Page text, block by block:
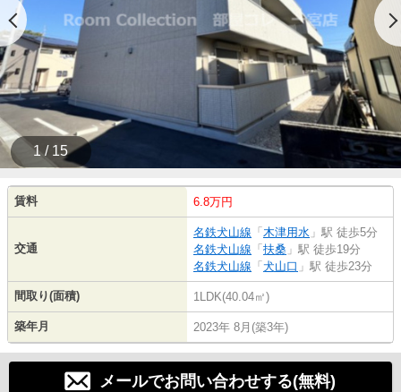
1 / 15
賃料 6.8万円
交通
名鉄犬山線 「 木津用水 」駅 徒歩5分
名鉄犬山線 「 扶桑 」駅 徒歩19分
名鉄犬山線 「 犬山口 」駅 徒歩23分
間取り(面積) 1LDK(40.04㎡)
築年月 2023年 8月(築3年)
メールでお問い合わせする(無料)